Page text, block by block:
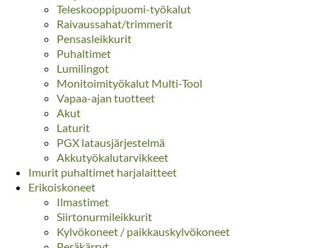
Teleskooppipuomi-työkalut
Raivaussahat/trimmerit
Pensasleikkurit
Puhaltimet
Lumilingot
Monitoimityökalut Multi-Tool
Vapaa-ajan tuotteet
Akut
Laturit
PGX latausjärjestelmä
Akkutyökalutarvikkeet
Imurit puhaltimet harjalaitteet
Erikoiskoneet
Ilmastimet
Siirtonurmileikkurit
Kylvökoneet / paikkauskylvökoneet